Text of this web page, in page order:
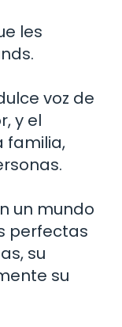
les
voz de
y el
familia,
un mundo
perfectas
su
su